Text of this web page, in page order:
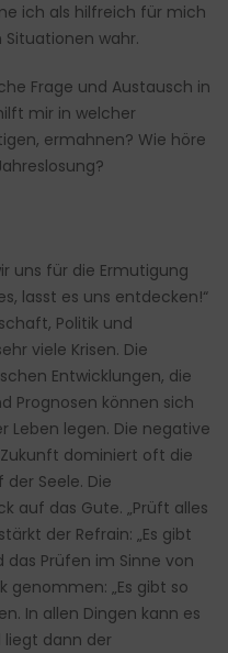
ich als hilfreich für mich
wahr.
Frage und Austausch in
mir in welcher
ermahnen? Wie höre
uns für die Ermutigung
lasst es uns entdecken!“
Politik und
viele Krisen. Die
Entwicklungen, die
Prognosen können sich
Leben legen. Die negative
dominiert oft die
Seele. Die
auf das Gute. „Prüft alles
der Refrain: „Es gibt
das Prüfen im Sinne von
genommen: „Es gibt so
In allen Dingen kann es
liegt dann der